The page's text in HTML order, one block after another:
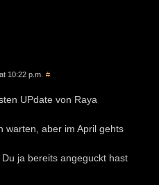
10:22 p.m. #
UPdate von Raya
warten, aber im April gehts
ja bereits angeguckt hast